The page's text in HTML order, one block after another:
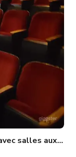
douceur �
salles